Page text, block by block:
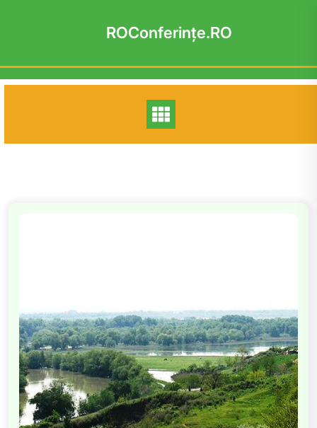
ROConferinţe.RO